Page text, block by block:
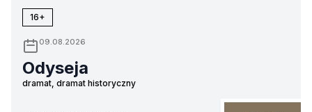
16+
09.08.2026
Odyseja
dramat, dramat historyczny